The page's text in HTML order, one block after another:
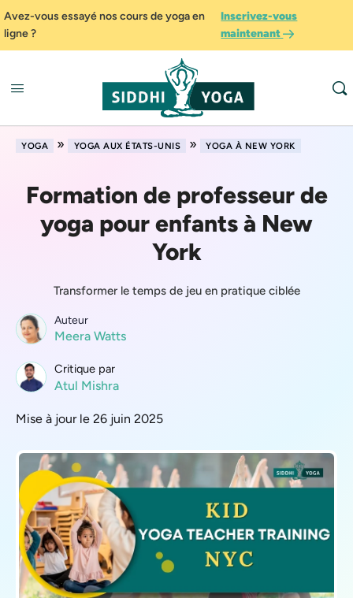
Avez-vous essayé nos cours de yoga en
ligne ?
Inscrivez-vous
maintenant
YOGA » YOGA AUX ÉTATS-UNIS » YOGA À NEW YORK
Formation de professeur de
yoga pour enfants à New
York
Transformer le temps de jeu en pratique ciblée
Auteur
Meera Watts
Critique par
Atul Mishra
Mise à jour le 26 juin 2025